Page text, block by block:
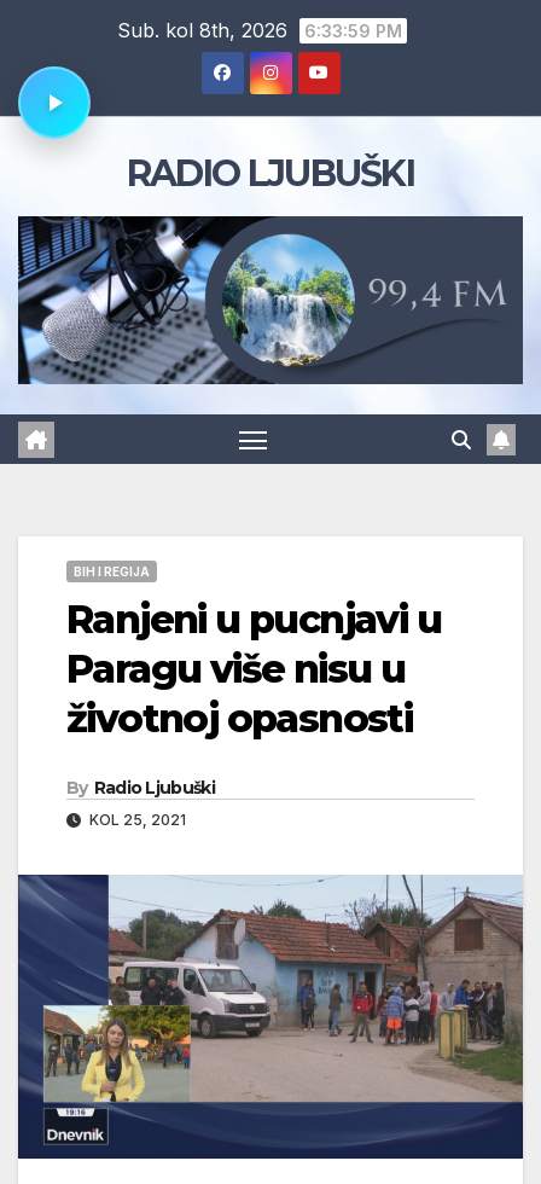
content
Sub. kol 8th, 2026 6:34:00 PM
RADIO LJUBUŠKI
BIH I REGIJA
Ranjeni u pucnjavi u
Paragu više nisu u
životnoj opasnosti
By Radio Ljubuški
KOL 25, 2021